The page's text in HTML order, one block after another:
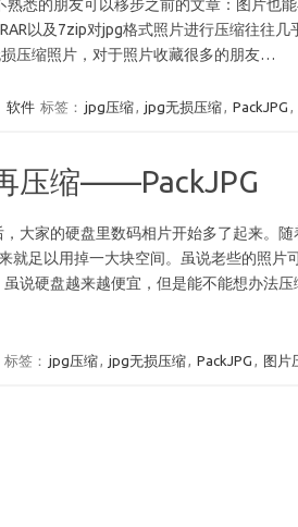
熟悉的朋友可以移步之前的文章：图片
以及7zip对jpg格式照片进行压缩往往
压缩照片，对于照片收藏很多的朋友…
软件 标签： jpg压缩, jpg无损压缩, PackJPG ,
压缩——PackJPG
，大家的硬盘里数码相片开始多了起来。
就足以用掉一大块空间。虽说老些的照
说硬盘越来越便宜，但是能不能想办法
标签： jpg压缩, jpg无损压缩, PackJPG , 图片